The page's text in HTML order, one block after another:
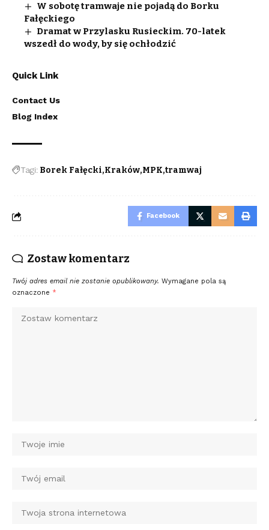
W sobotę tramwaje nie pojadą do Borku
Fałęckiego
Dramat w Przylasku Rusieckim. 70-latek
wszedł do wody, by się ochłodzić
Quick Link
Contact Us
Blog Index
Tagi: Borek Fałęcki Kraków MPK tramwaj
Facebook
Zostaw komentarz
Twój adres email nie zostanie opublikowany. Wymagane pola są
oznaczone *